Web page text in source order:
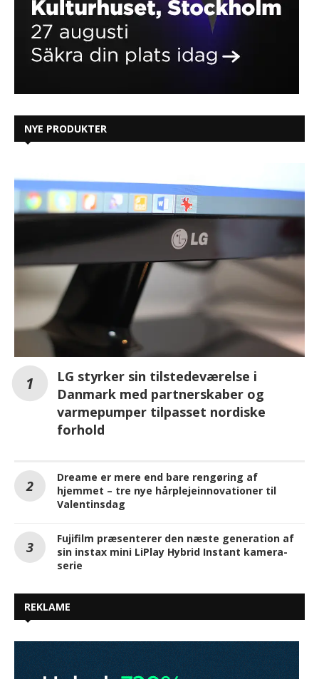
NYE PRODUKTER
LG styrker sin tilstedeværelse i
Danmark med partnerskaber og
varmepumper tilpasset nordiske
forhold
Dreame er mere end bare rengøring af
hjemmet – tre nye hårplejeinnovationer til
Valentinsdag
Fujifilm præsenterer den næste generation af
sin instax mini LiPlay Hybrid Instant kamera-
serie
REKLAME